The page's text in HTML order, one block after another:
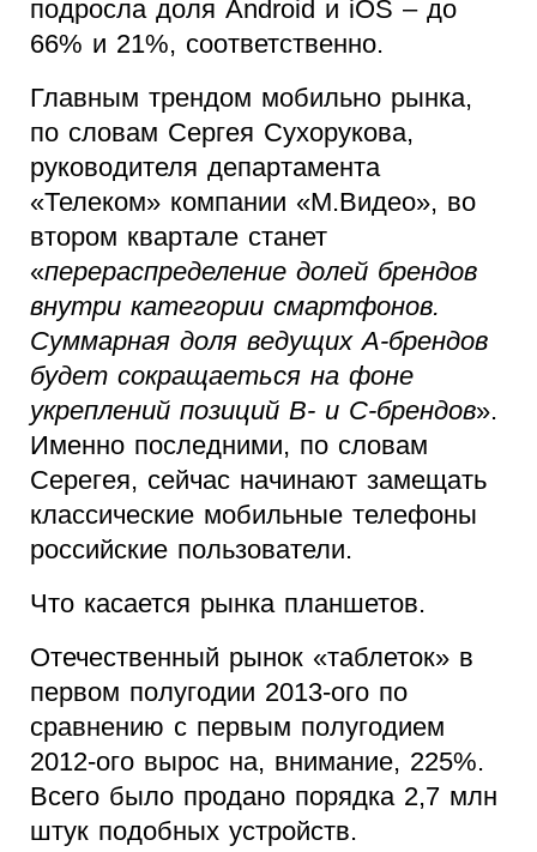
подросла доля Android и iOS – до
66% и 21%, соответственно.
Главным трендом мобильно рынка,
по словам Сергея Сухорукова,
руководителя департамента
«Телеком» компании «М.Видео», во
втором квартале станет
«перераспределение долей брендов
внутри категории смартфонов.
Суммарная доля ведущих А-брендов
будет сокращаеться на фоне
укреплений позиций В- и С-брендов».
Именно последними, по словам
Серегея, сейчас начинают замещать
классические мобильные телефоны
российские пользователи.
Что касается рынка планшетов.
Отечественный рынок «таблеток» в
первом полугодии 2013-ого по
сравнению с первым полугодием
2012-ого вырос на, внимание, 225%.
Всего было продано порядка 2,7 млн
штук подобных устройств.